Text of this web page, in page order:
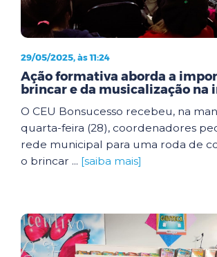
29/05/2025, às 11:24
Ação formativa aborda a
brincar e da musicalização na
O CEU Bonsucesso recebeu, na
quarta-feira (28), coordenadores
rede municipal para uma roda de
o brincar ... [saiba mais]